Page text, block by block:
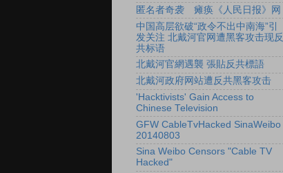
匿名者奇袭 瘫痪《人民日报》网
中国高层欲破“政令不出中南海”引
发关注 北戴河官网遭黑客攻击现反
共标语
北戴河官網遇襲 張貼反共標語
北戴河政府网站遭反共黑客攻击
'Hacktivists' Gain Access to
Chinese Television
GFW CableTvHacked SinaWeibo
20140803
Sina Weibo Censors "Cable TV
Hacked"